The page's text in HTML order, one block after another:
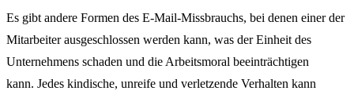
Es gibt andere Formen des E-Mail-Missbrauchs, bei denen einer der
Mitarbeiter ausgeschlossen werden kann, was der Einheit des
Unternehmens schaden und die Arbeitsmoral beeinträchtigen
kann. Jedes kindische, unreife und verletzende Verhalten kann